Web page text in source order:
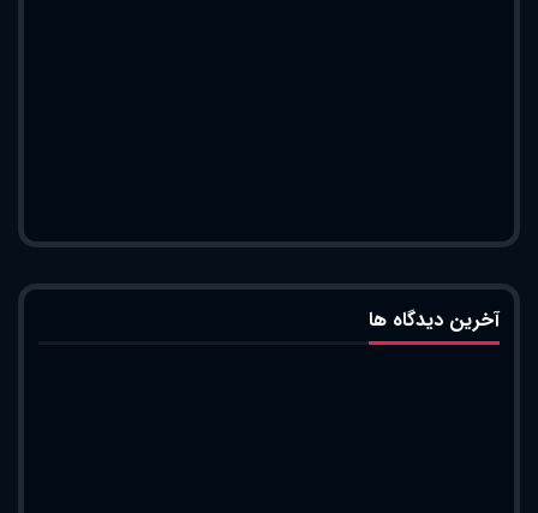
آخرین دیدگاه ها